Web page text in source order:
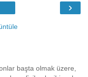
›
başta olmak üzere,